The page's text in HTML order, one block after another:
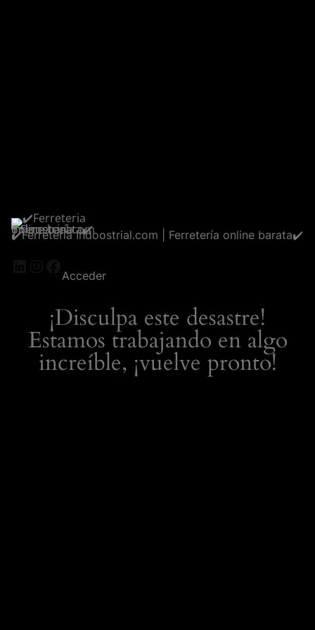
✔️Ferreteria Indoostrial.com | Ferretería online barata✔️
LinkedIn
Instagram
Facebook
Acceder
¡Disculpa este desastre!
Estamos trabajando en algo
increíble, ¡vuelve pronto!